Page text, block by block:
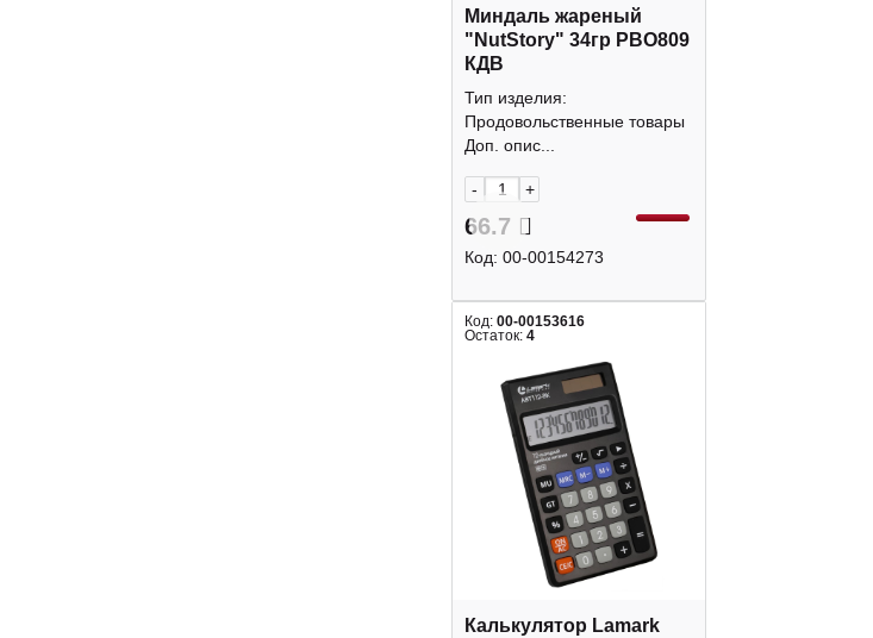
Миндаль жареный
"NutStory" 34гр РВО809
КДВ
Тип изделия:
Продовольственные товары
Доп. опис...
- +
66.7
Код: 00-00154273
Код: 00-00153616
Остаток: 4
Калькулятор Lamark